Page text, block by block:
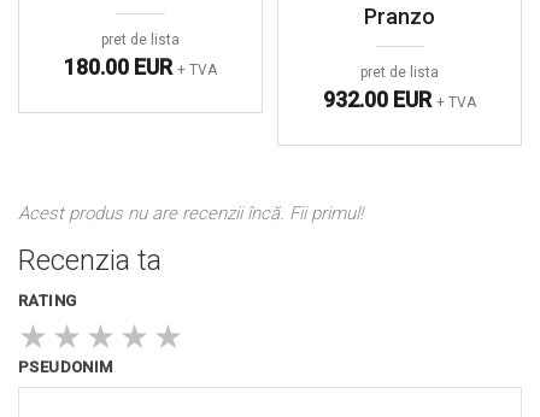
pret de lista
180.00 EUR + TVA
Pranzo
pret de lista
932.00 EUR + TVA
Acest produs nu are recenzii încă. Fii primul!
Recenzia ta
RATING
★ ★ ★ ★ ★
PSEUDONIM